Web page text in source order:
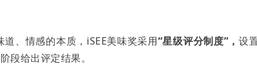
、情感的本质，iSEE美味奖采用“星级评分制度”，设
段给出评定结果。